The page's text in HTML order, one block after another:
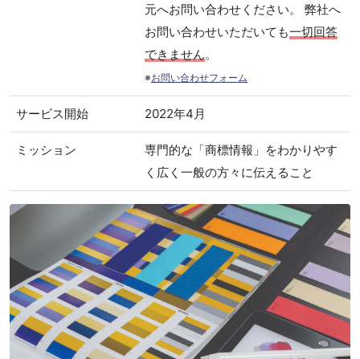
元へお問い合わせください。 弊社へ
お問い合わせいただいても一切回答
できません。
※お問い合わせフォーム
サービス開始 2022年4月
ミッション
専門的な「商標情報」をわかりやす
く広く一般の方々に伝えること